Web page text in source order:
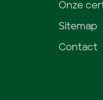
Onze
Sitemap
Contact